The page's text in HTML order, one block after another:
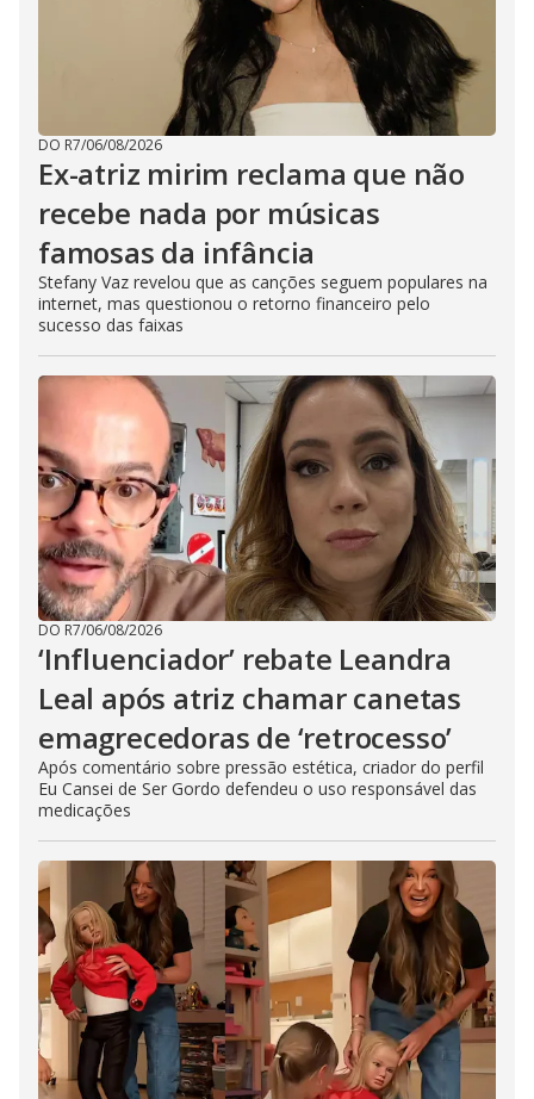
DO R7/06/08/2026
Ex-atriz mirim reclama que não
recebe nada por músicas
famosas da infância
Stefany Vaz revelou que as canções seguem populares na
internet, mas questionou o retorno financeiro pelo
sucesso das faixas
DO R7/06/08/2026
‘Influenciador’ rebate Leandra
Leal após atriz chamar canetas
emagrecedoras de ‘retrocesso’
Após comentário sobre pressão estética, criador do perfil
Eu Cansei de Ser Gordo defendeu o uso responsável das
medicações